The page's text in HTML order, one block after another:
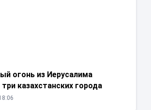
огонь из Иерусалима
три казахстанских города